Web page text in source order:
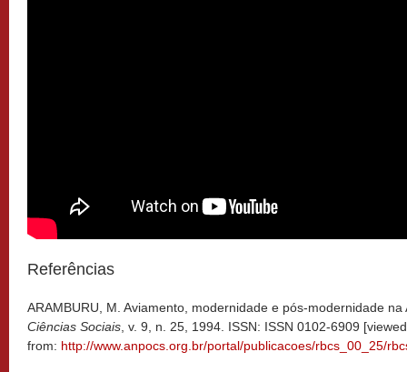
Referências
ARAMBURU, M. Aviamento, modernidade e pós-modernidade
Ciências Sociais , v. 9, n. 25, 1994. ISSN: ISSN 0102-6909
from: http://www.anpocs.org.br/portal/publicacoes/rbcs_00_25/